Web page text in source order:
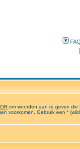
FAQ
OR om woorden aan te geven die
voorkomen. Gebruik een *